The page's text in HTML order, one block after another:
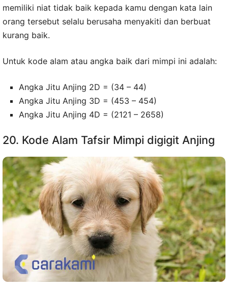
memiliki niat tidak baik kepada kamu dengan kata lain
orang tersebut selalu berusaha menyakiti dan berbuat
kurang baik.
Untuk kode alam atau angka baik dari mimpi ini adalah:
Angka Jitu Anjing 2D = (34 – 44)
Angka Jitu Anjing 3D = (453 – 454)
Angka Jitu Anjing 4D = (2121 – 2658)
20. Kode Alam Tafsir Mimpi digigit Anjing